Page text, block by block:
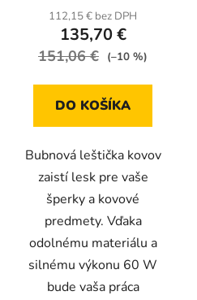
produktu
je
5,0
5
112,15 € bez DPH
135,70 €
151,06 € (–10 %)
DO KOŠÍKA
Bubnová leštička kovov
zaistí lesk pre vaše
šperky a kovové
predmety. Vďaka
odolnému materiálu a
silnému výkonu 60 W
bude vaša práca